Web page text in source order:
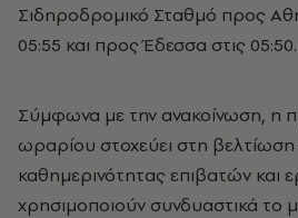
Σιδηροδρομικό Σταθμό προς
05:55 και προς Έδεσσα στις 05:50.
Σύμφωνα με την ανακοίνωση, η
ωραρίου στοχεύει στη βελτίωση
καθημερινότητας επιβατών και
χρησιμοποιούν συνδυαστικά το